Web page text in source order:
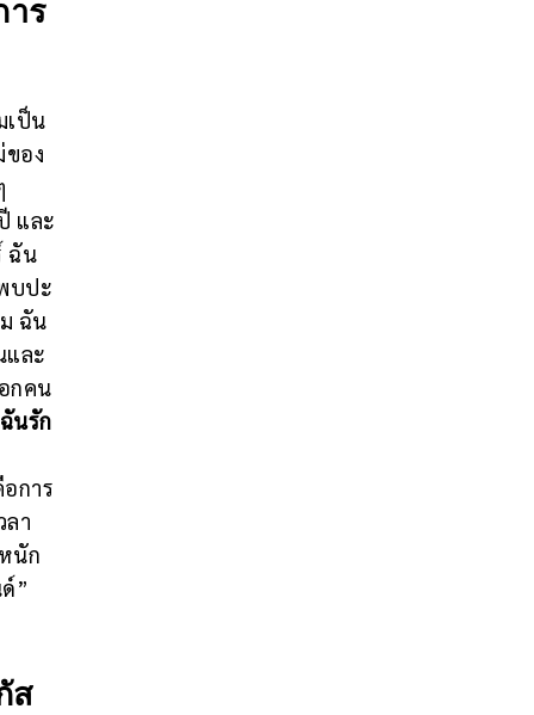
าร
เป็น
ของ
และ
ฉัน
บปะ
ฉัน
และ
กคน
นรัก
การ
ลา
นัก
”
ส